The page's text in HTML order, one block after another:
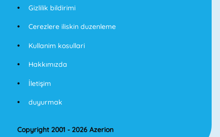
Gizlilik bildirimi
Cerezlere iliskin duzenleme
Kullanim kosullari
Hakkımızda
İletişim
duyurmak
Copyright 2001 - 2026 Azerion